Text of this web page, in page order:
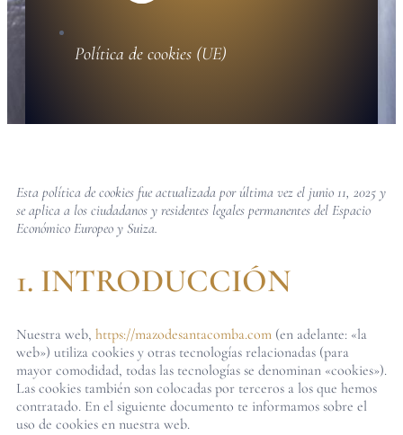
Política de cookies (UE)
Esta política de cookies fue actualizada por última vez el junio 11, 2025 y
se aplica a los ciudadanos y residentes legales permanentes del Espacio
Económico Europeo y Suiza.
1. INTRODUCCIÓN
Nuestra web, https://mazodesantacomba.com (en adelante: «la
web») utiliza cookies y otras tecnologías relacionadas (para
mayor comodidad, todas las tecnologías se denominan «cookies»).
Las cookies también son colocadas por terceros a los que hemos
contratado. En el siguiente documento te informamos sobre el
uso de cookies en nuestra web.